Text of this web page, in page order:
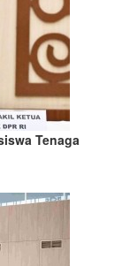
Tenaga